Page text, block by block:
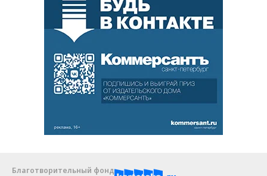
Благотворительный фонд